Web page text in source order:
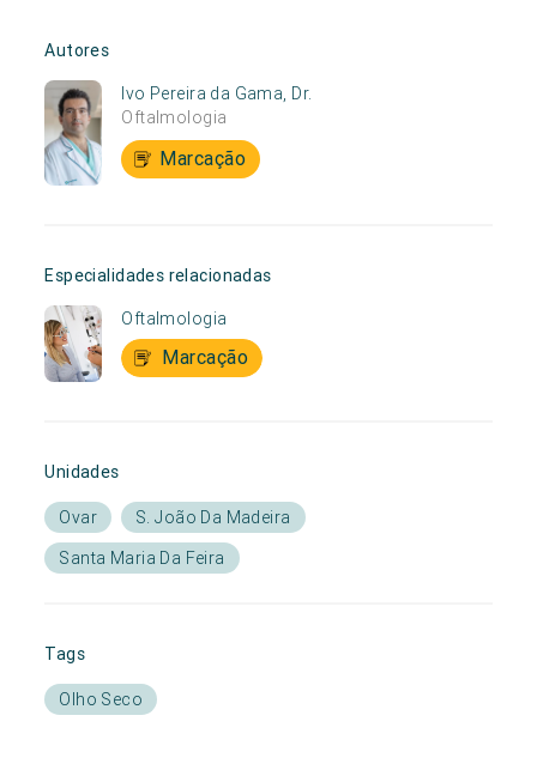
Autores
Ivo Pereira da Gama, Dr.
Oftalmologia
Marcação
Especialidades relacionadas
Oftalmologia
Marcação
Unidades
Ovar
S. João Da Madeira
Santa Maria Da Feira
Tags
Olho Seco